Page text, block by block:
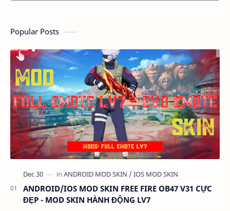
Popular Posts
ANDROID/IOS MOD SKIN FREE FIRE OB47 V31 CỰC
ĐẸP - MOD SKIN HÀNH ĐỘNG LV7